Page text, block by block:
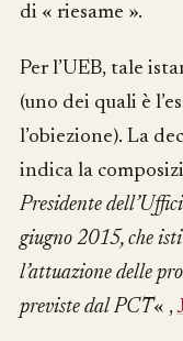
di « riesame ».
Per l’UEB, tale
(uno dei quali è
l’obiezione). La
indica la
Presidente
giugno 2015, che
l’attuazione delle
previste dal PCT« ,